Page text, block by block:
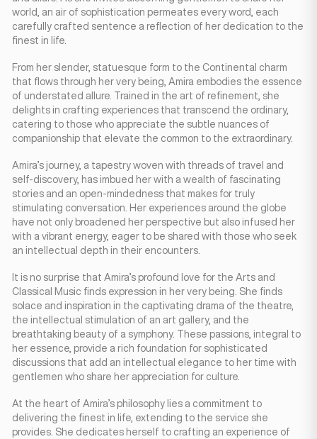
world, an air of sophistication permeates every word, each
carefully crafted sentence a reflection of her dedication to the
finest in life.
From her slender, statuesque form to the Continental charm
that flows through her very being, Amira embodies the essence
of understated allure. Trained in the art of refinement, she
delights in crafting experiences that transcend the ordinary,
catering to those who appreciate the subtle nuances of
companionship that elevate the common to the extraordinary.
Amira’s journey, a tapestry woven with threads of travel and
self-discovery, has imbued her with a wealth of fascinating
stories and an open-mindedness that makes for truly
stimulating conversation. Her experiences around the globe
have not only broadened her perspective but also infused her
with a vibrant energy, eager to be shared with those who seek
an intellectual depth in their encounters.
It is no surprise that Amira’s profound love for the Arts and
Classical Music finds expression in her very being. She finds
solace and inspiration in the captivating drama of the theatre,
the intellectual stimulation of an art gallery, and the
breathtaking beauty of a symphony. These passions, integral to
her essence, provide a rich foundation for sophisticated
discussions that add an intellectual elegance to her time with
gentlemen who share her appreciation for culture.
At the heart of Amira’s philosophy lies a commitment to
delivering the finest in life, extending to the service she
provides. She dedicates herself to crafting an experience of